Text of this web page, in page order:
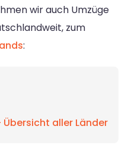
wir auch Umzüge
zum
:
Übersicht aller Länder